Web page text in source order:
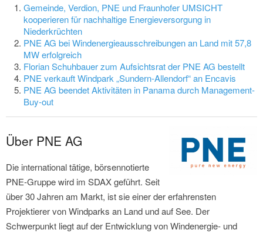
Gemeinde, Verdion, PNE und Fraunhofer UMSICHT
kooperieren für nachhaltige Energieversorgung in
Niederkrüchten
PNE AG bei Windenergieausschreibungen an Land mit 57,8
MW erfolgreich
Florian Schuhbauer zum Aufsichtsrat der PNE AG bestellt
PNE verkauft Windpark „Sundern-Allendorf“ an Encavis
PNE AG beendet Aktivitäten in Panama durch Management-
Buy-out
Über PNE AG
Die international tätige, börsennotierte
PNE-Gruppe wird im SDAX geführt. Seit
über 30 Jahren am Markt, ist sie einer der erfahrensten
Projektierer von Windparks an Land und auf See. Der
Schwerpunkt liegt auf der Entwicklung von Windenergie- und